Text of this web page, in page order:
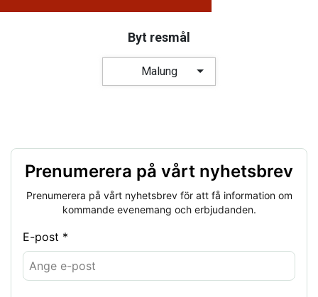
Byt resmål
Malung
Prenumerera på vårt nyhetsbrev
Prenumerera på vårt nyhetsbrev för att få information om
kommande evenemang och erbjudanden.
E-post *